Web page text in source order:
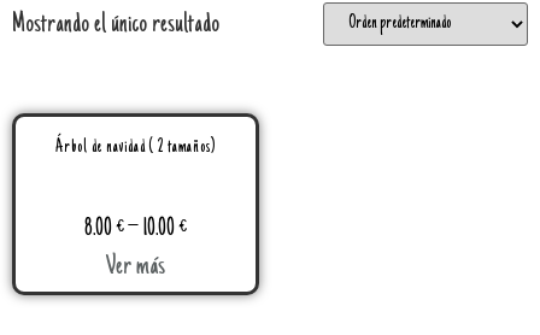
Mostrando el único resultado
Árbol de navidad ( 2 tamaños)
8.00€–10.00€
Ver más